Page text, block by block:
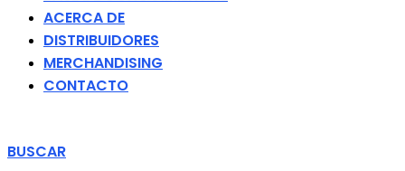
ACERCA DE
DISTRIBUIDORES
MERCHANDISING
CONTACTO
BUSCAR